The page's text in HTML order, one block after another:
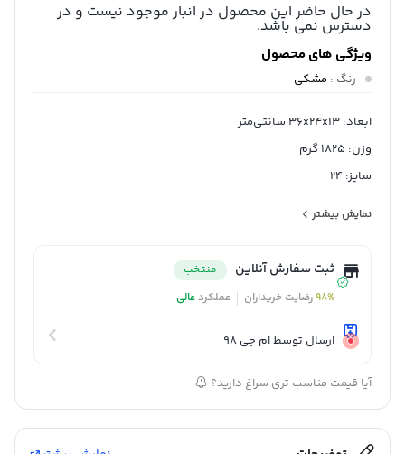
در حال حاضر این محصول در انبار موجود نیست و در
دسترس نمی باشد.
ویژگی های محصول
رنگ : مشکی
ابعاد: 36x24x13 سانتی‌متر
وزن: 1825 گرم
سایز: 24
ویژگی‌های خاص: در با سوپاپ تخلیه بخار
جنس بدنه: آلومینیوم
جنس دسته: باکالیت
تعداد دسته: دو عدد
سایر توضیحات: – شست‌و‌شوی سریع و راحت ظرف بدلیل گرانیتی
نمایش بیشتر
ثبت سفارش آنلاین
منتخب
98%رضایت خریداران عملکردعالی
ارسال توسط ام جی 98
آیا قیمت مناسب تری سراغ دارید؟